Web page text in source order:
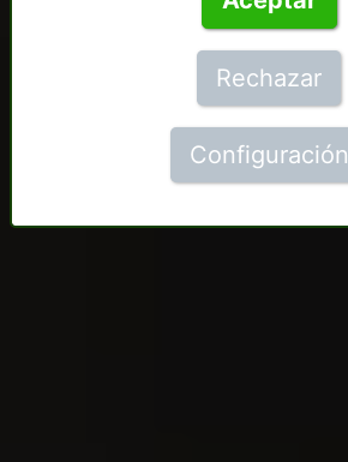
Rechazar
Configuración